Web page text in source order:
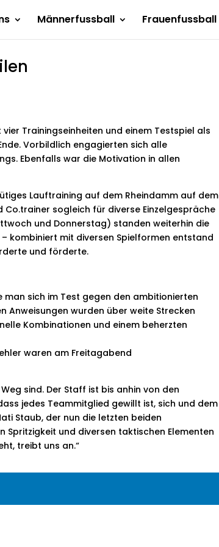
Männerfussball Frauenfussball
Trainingseinheiten und einem Testspiel als
Vorbildlich engagierten sich alle
Ebenfalls war die Motivation in allen
Lauftraining auf dem Rheindamm auf dem
Co.trainer sogleich für diverse Einzelgespräche
und Donnerstag) standen weiterhin die
– kombiniert mit diversen Spielformen entstand
und förderte.
sich im Test gegen den ambitionierten
Anweisungen wurden über weite Strecken
Kombinationen und einem beherzten
waren am Freitagabend
sind. Der Staff ist bis anhin von den
jedes Teammitglied gewillt ist, sich und dem
Staub, der nun die letzten beiden
und diversen taktischen Elementen
treibt uns an.“